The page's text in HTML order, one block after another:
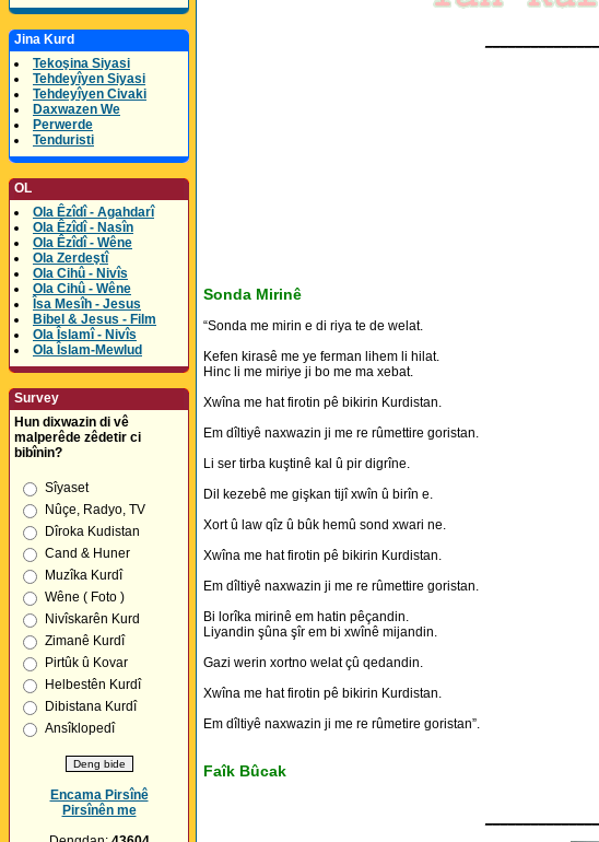
Jina Kurd
Tekoşina Siyasi
Tehdeyîyen Siyasi
Tehdeyîyen Civaki
Daxwazen We
Perwerde
Tenduristi
OL
Ola Êzîdî - Agahdarî
Ola Êzîdî - Nasîn
Ola Êzîdî - Wêne
Ola Zerdeştî
Ola Cihû - Nivîs
Ola Cihû - Wêne
Îsa Mesîh - Jesus
Bibel & Jesus - Film
Ola Îslamî - Nivîs
Ola Îslam-Mewlud
Survey
Hun dixwazin di vê
malperêde zêdetir ci
bibînin?
Sîyaset
Nûçe, Radyo, TV
Dîroka Kudistan
Cand & Huner
Muzîka Kurdî
Wêne ( Foto )
Nivîskarên Kurd
Zimanê Kurdî
Pirtûk û Kovar
Helbestên Kurdî
Dibistana Kurdî
Ansîklopedî
Encama Pirsînê
Pirsînên me
Sonda Mirinê
“Sonda me mirin e di riya te de welat.
Kefen kirasê me ye ferman lihem li hilat.
Hinc li me miriye ji bo me ma xebat.
Xwîna me hat firotin pê bikirin Kurdistan.
Em dîltiyê naxwazin ji me re rûmettire goristan.
Li ser tirba kuştinê kal û pir digrîne.
Dil kezebê me gişkan tijî xwîn û birîn e.
Xort û law qîz û bûk hemû sond xwari ne.
Xwîna me hat firotin pê bikirin Kurdistan.
Em dîltiyê naxwazin ji me re rûmettire goristan.
Bi lorîka mirinê em hatin pêçandin.
Liyandin şûna şîr em bi xwînê mijandin.
Gazi werin xortno welat çû qedandin.
Xwîna me hat firotin pê bikirin Kurdistan.
Em dîltiyê naxwazin ji me re rûmetire goristan”.
Faîk Bûcak